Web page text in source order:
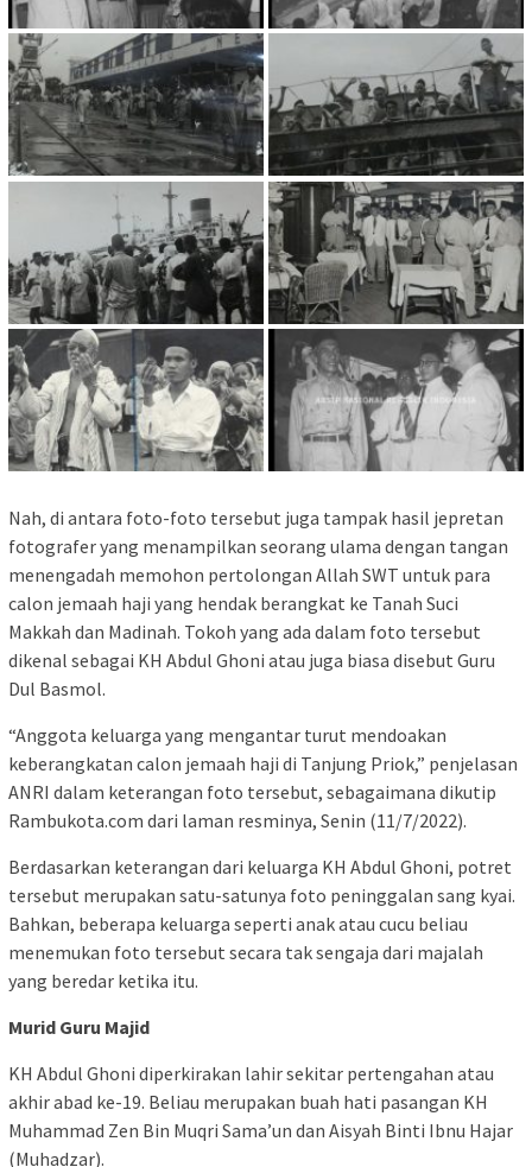
Nah, di antara foto-foto tersebut juga tampak hasil jepretan
fotografer yang menampilkan seorang ulama dengan tangan
menengadah memohon pertolongan Allah SWT untuk para
calon jemaah haji yang hendak berangkat ke Tanah Suci
Makkah dan Madinah. Tokoh yang ada dalam foto tersebut
dikenal sebagai KH Abdul Ghoni atau juga biasa disebut Guru
Dul Basmol.
“Anggota keluarga yang mengantar turut mendoakan
keberangkatan calon jemaah haji di Tanjung Priok,” penjelasan
ANRI dalam keterangan foto tersebut, sebagaimana dikutip
Rambukota.com dari laman resminya, Senin (11/7/2022).
Berdasarkan keterangan dari keluarga KH Abdul Ghoni, potret
tersebut merupakan satu-satunya foto peninggalan sang kyai.
Bahkan, beberapa keluarga seperti anak atau cucu beliau
menemukan foto tersebut secara tak sengaja dari majalah
yang beredar ketika itu.
Murid Guru Majid
KH Abdul Ghoni diperkirakan lahir sekitar pertengahan atau
akhir abad ke-19. Beliau merupakan buah hati pasangan KH
Muhammad Zen Bin Muqri Sama’un dan Aisyah Binti Ibnu Hajar
(Muhadzar).